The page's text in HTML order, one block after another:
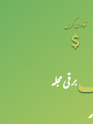
تعاون کریں
برقی مجلہ